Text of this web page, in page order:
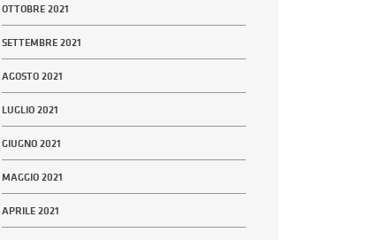
OTTOBRE 2021
SETTEMBRE 2021
AGOSTO 2021
LUGLIO 2021
GIUGNO 2021
MAGGIO 2021
APRILE 2021